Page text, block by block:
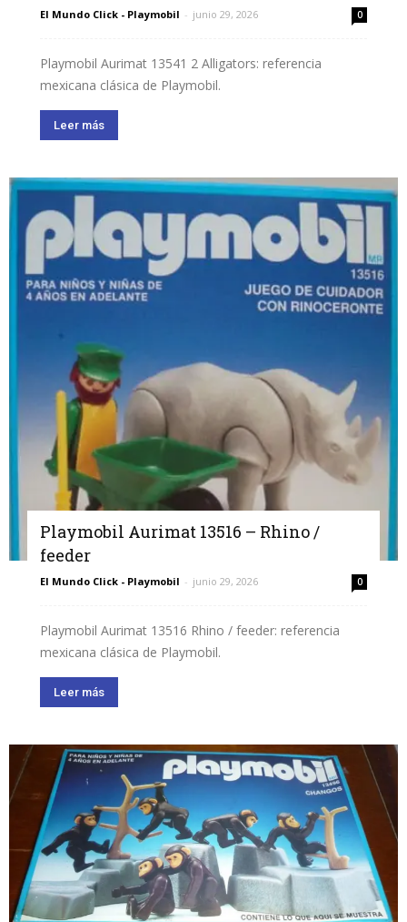
El Mundo Click - Playmobil - junio 29, 2026 0
Playmobil Aurimat 13541 2 Alligators: referencia
mexicana clásica de Playmobil.
Leer más
Playmobil Aurimat 13516 – Rhino /
feeder
El Mundo Click - Playmobil - junio 29, 2026 0
Playmobil Aurimat 13516 Rhino / feeder: referencia
mexicana clásica de Playmobil.
Leer más